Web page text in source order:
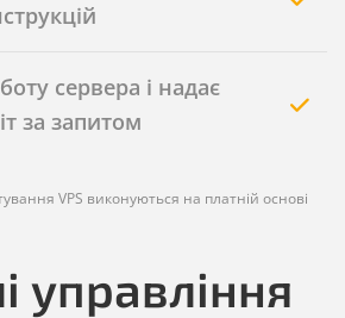
сервера і надає
за запитом
VPS виконуються на платній основі
управління